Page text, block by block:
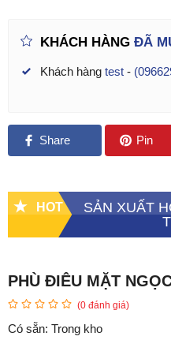
KHÁCH HÀNG ĐÃ
Khách hàng test -
Share Pin
HOT
SẢN XUẤT
PHÙ ĐIÊU MẶT
(0 đánh giá)
Có sẵn: Trong kho